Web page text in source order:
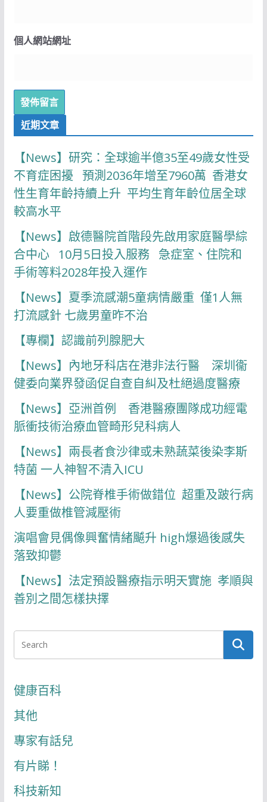
個人網站網址
近期文章
【News】研究：全球逾半億35至49歲女性受
不育症困擾 預測2036年增至7960萬 香港女
性生育年齡持續上升 平均生育年齡位居全球
較高水平
【News】啟德醫院首階段先啟用家庭醫學綜
合中心 10月5日投入服務 急症室、住院和
手術等料2028年投入運作
【News】夏季流感潮5童病情嚴重 僅1人無
打流感針 七歲男童昨不治
【專欄】認識前列腺肥大
【News】內地牙科店在港非法行醫 深圳衞
健委向業界發函促自查自糾及杜絕過度醫療
【News】亞洲首例 香港醫療團隊成功經電
脈衝技術治療血管畸形兒科病人
【News】兩長者食沙律或未熟蔬菜後染李斯
特菌 一人神智不清入ICU
【News】公院脊椎手術做錯位 超重及跛行病
人要重做椎管減壓術
演唱會見偶像興奮情緒飇升 high爆過後感失
落致抑鬱
【News】法定預設醫療指示明天實施 孝順與
善別之間怎樣抉擇
健康百科
其他
專家有話兒
有片睇！
科技新知